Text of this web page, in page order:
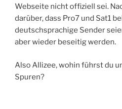
Webseite nicht offiziell sei.
darüber, dass Pro7 und Sat1
deutschsprachige Sender
aber wieder beseitig werden.
Also Allizee, wohin führst du
Spuren?